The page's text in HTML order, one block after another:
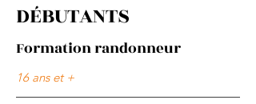
DÉBUTANTS
Formation randonneur
16 ans et +